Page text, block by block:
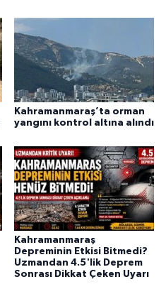
Kahramanmaraş’ta orman
yangını kontrol altına alındı
Kahramanmaraş
Depreminin Etkisi Bitmedi?
Uzmandan 4.5'lik Deprem
Sonrası Dikkat Çeken Uyarı